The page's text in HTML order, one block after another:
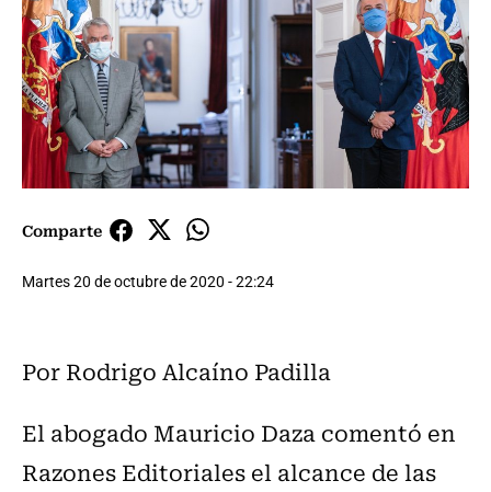
Comparte
Martes 20 de octubre de 2020 - 22:24
Por Rodrigo Alcaíno Padilla
El abogado Mauricio Daza comentó en
Razones Editoriales el alcance de las